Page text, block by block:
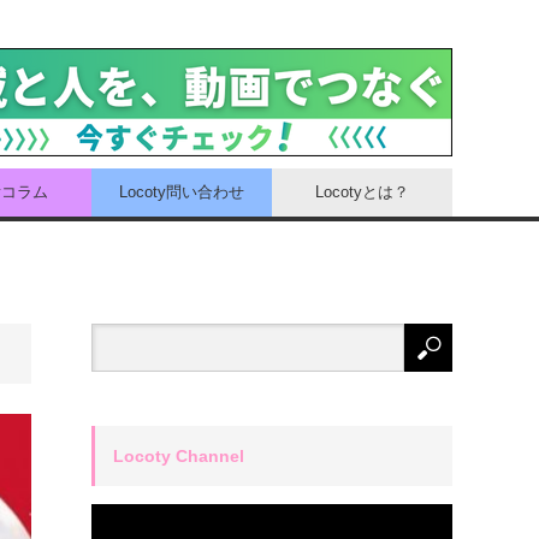
ラム Locoty問い合わせ Locotyとは？
Locoty Channel